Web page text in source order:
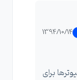
1394/10/14
برای